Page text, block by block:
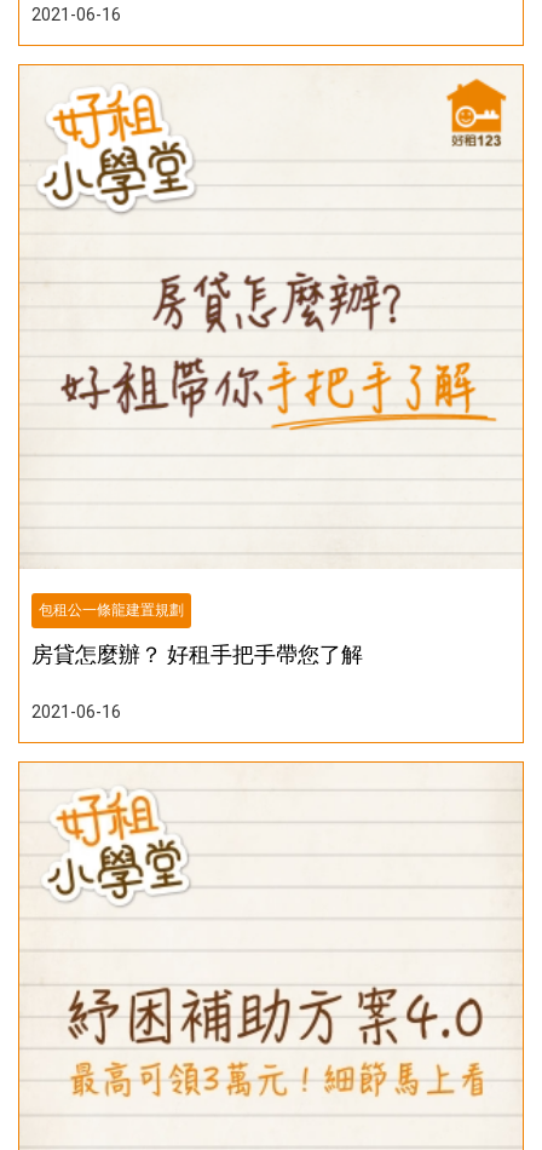
2021-06-16
包租公一條龍建置規劃
房貸怎麼辦？ 好租手把手帶您了解
2021-06-16